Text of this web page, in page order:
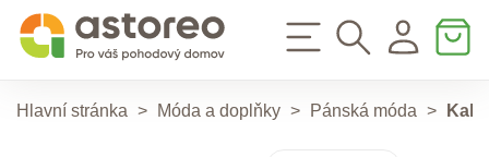
Hlavní stránka > Móda a doplňky > Pánská móda >